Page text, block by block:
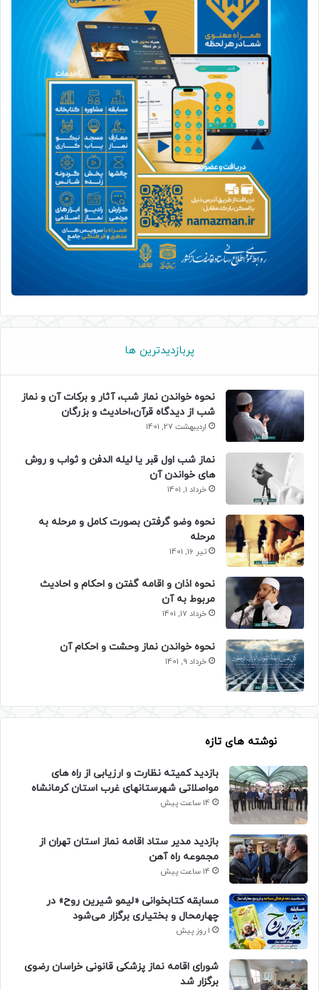
پربازدیدترین ها
نحوه خواندن نماز شب، آثار و برکات آن و نماز
شب از دیدگاه قرآن،احادیث و بزرگان
اردیبهشت 27, 1401
نماز شب اول قبر یا لیله الدفن و ثواب و روش
های خواندن آن
خرداد 1, 1401
نحوه وضو گرفتن بصورت کامل و مرحله به
مرحله
تیر 16, 1401
نحوه اذان و اقامه گفتن و احکام و احادیث
مربوط به آن
خرداد 17, 1401
نحوه خواندن نماز وحشت و احکام آن
خرداد 9, 1401
نوشته های تازه
بازدید کمیته نظارت و ارزیابی از راه های
مواصلاتی شهرستانهای غرب استان کرمانشاه
14 ساعت پیش
بازدید مدیر ستاد اقامه نماز استان تهران از
مجموعه راه آهن
14 ساعت پیش
مسابقه کتابخوانی «لیمو شیرین روح» در
چهارمحال و بختیاری برگزار می‌شود
1 روز پیش
شورای اقامه نماز پزشکی قانونی خراسان رضوی
برگزار شد